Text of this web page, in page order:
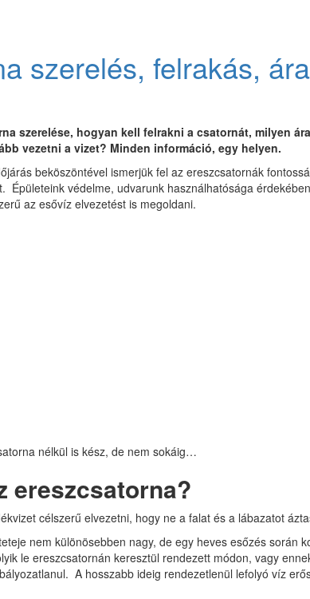
szerelés, felrakás,
szerelése, hogyan kell felrakni a csatornát, milyen
vezetni a vizet? Minden információ, egy helyen.
beköszöntével ismerjük fel az ereszcsatornák
Épületeink védelme, udvarunk használhatósága
az esővíz elvezetést is megoldani.
nélkül is kész, de nem sokáig…
ereszcsatorna?
célszerű elvezetni, hogy ne a falat és a lábazatot
nem különösebben nagy, de egy heves esőzés során
le ereszcsatornán keresztül rendezett módon, vagy
A hosszabb ideig rendezetlenül lefolyó víz